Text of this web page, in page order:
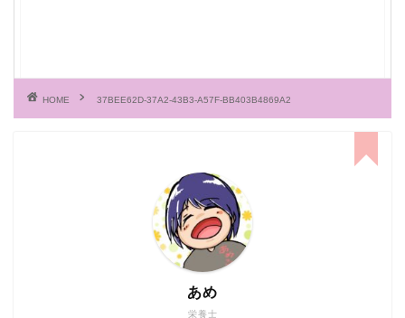
HOME 37BEE62D-37A2-43B3-A57F-BB403B4869A2
栄養士
あめ